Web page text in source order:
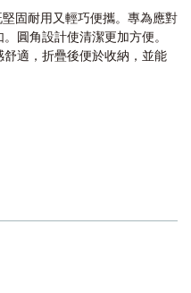
固耐用又輕巧便攜。專為應對
圓角設計使清潔更加方便。
適，折疊後便於收納，並能